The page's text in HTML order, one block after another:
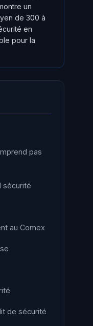
un
de 300 à
en
pour la
pas
sécurité
au Comex
de sécurité